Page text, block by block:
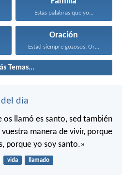
Estas palabras que yo...
Oración
Estad siempre gozosos. Orad...
Temas...
día
os llamó es santo, sed también
manera de vivir, porque
porque yo soy santo.»
vida llamado